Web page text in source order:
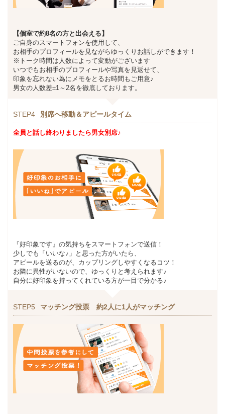
【個室で約8名の方と出会える】
ご自身のスマートフォンを使用して、
お相手のプロフィールを見ながらゆっくりお話しができます！
※トーク時間は人数によって変動がございます
いつでもお相手のプロフィールや写真を見返せて、
印象を忘れない為にメモをとるお時間もご用意♪
男女の人数差±1～2名を徹底しております。
STEP4 別席へ移動＆アピールタイム
全員と話し終わりましたら男女別席♪
『好印象です』の気持ちをスマートフォンで送信！
少しでも「いいな♪」と思った方がいたら、
アピールを送るのが、カップリングしやすくなるコツ！
お隣に異性がいないので、ゆっくりと考えられます♪
自分に好印象を持ってくれている方が一目で分かる♪
STEP5 マッチング投票 約2人に1人がマッチング